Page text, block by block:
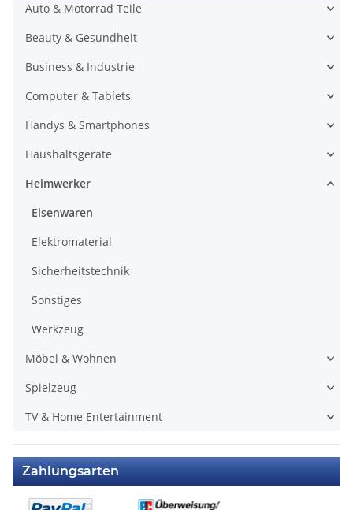
Auto & Motorrad Teile
Beauty & Gesundheit
Business & Industrie
Computer & Tablets
Handys & Smartphones
Haushaltsgeräte
Heimwerker
Eisenwaren
Elektromaterial
Sicherheitstechnik
Sonstiges
Werkzeug
Möbel & Wohnen
Spielzeug
TV & Home Entertainment
Zahlungsarten